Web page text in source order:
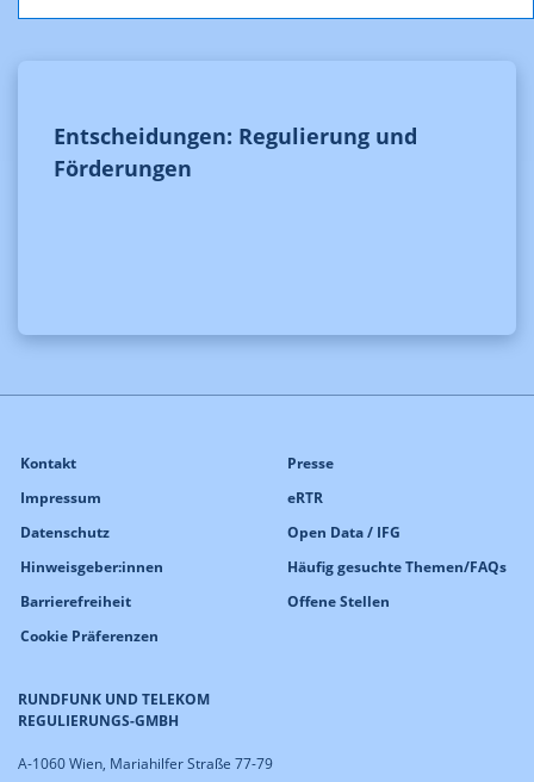
Entscheidungen: Regulierung und
Förderungen
RUNDFUNK UND TELEKOM
REGULIERUNGS-GMBH
A-1060 Wien, Mariahilfer Straße 77-79
Kontakt
Impressum
Datenschutz
Hinweisgeber:innen
Barrierefreiheit
Cookie Präferenzen
Presse
eRTR
Open Data / IFG
Häufig gesuchte Themen/FAQs
Offene Stellen